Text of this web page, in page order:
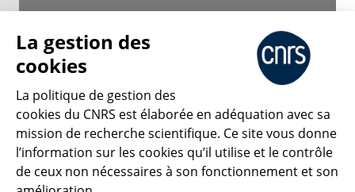
CNRS Le Mag
© 2026, CNRS
La gestion des
cookies
La politique de gestion des
cookies du CNRS est élaborée en adéquation avec sa
mission de recherche scientifique. Ce site vous donne
l’information sur les cookies qu’il utilise et le contrôle
de ceux non nécessaires à son fonctionnement et son